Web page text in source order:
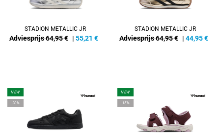
STADION METALLIC JR
Adviesprijs 64,95 € | 55,21 €
STADION METALLIC JR
Adviesprijs 64,95 € | 44,95€
NEW
-20%
NEW
-15%